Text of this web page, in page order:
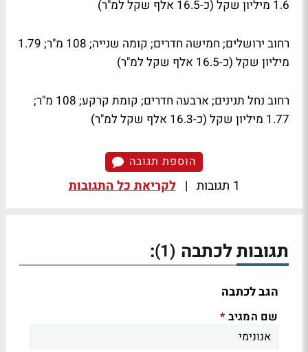
1.6 מיליון שקל (כ-16.5 אלף שקל למ"ר)
רחוב ירושלים; חמישה חדרים; קומה שנייה; 108 מ"ר; 1.79
מיליון שקל (כ-16.5 אלף שקל למ"ר)
רחוב נחל תנינים; ארבעה חדרים; קומת קרקע; 108 מ"ר;
1.77 מיליון שקל (כ-16.3 אלף שקל למ"ר)
הוספת תגובה
1 תגובות | לקריאת כל התגובות
תגובות לכתבה (1)
:
הגב לכתבה
שם המגיב *